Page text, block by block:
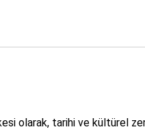
olarak, tarihi ve kültürel